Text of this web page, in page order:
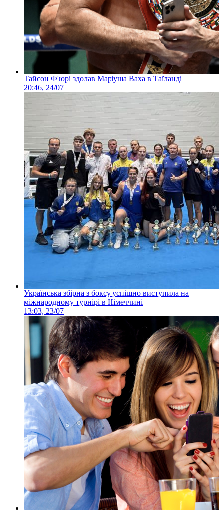
Тайсон Ф'юрі здолав Маріуша Ваха в Таїланді
20:46, 24/07
Українська збірна з боксу успішно виступила на
міжнародному турнірі в Німеччині
13:03, 23/07